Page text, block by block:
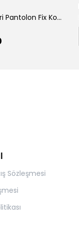
Beyaz Gömlek Açık Gri Pantolon Fix Kombin
Sözleşmesi